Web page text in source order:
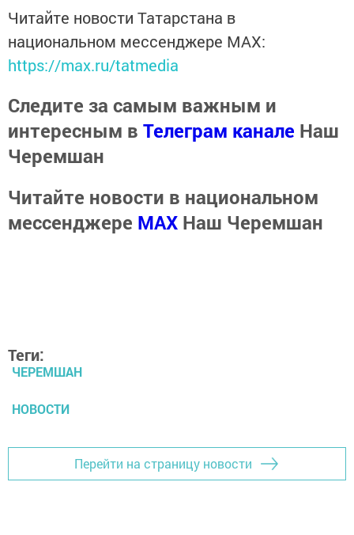
Читайте новости Татарстана в
национальном мессенджере MАХ:
https://max.ru/tatmedia
Следите за самым важным и
интересным в Телеграм канале Наш
Черемшан
Читайте новости в национальном
мессенджере MАХ Наш Черемшан
Теги:
ЧЕРЕМШАН
НОВОСТИ
Перейти на страницу новости